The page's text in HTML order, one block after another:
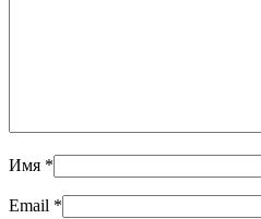
Имя *
Email *